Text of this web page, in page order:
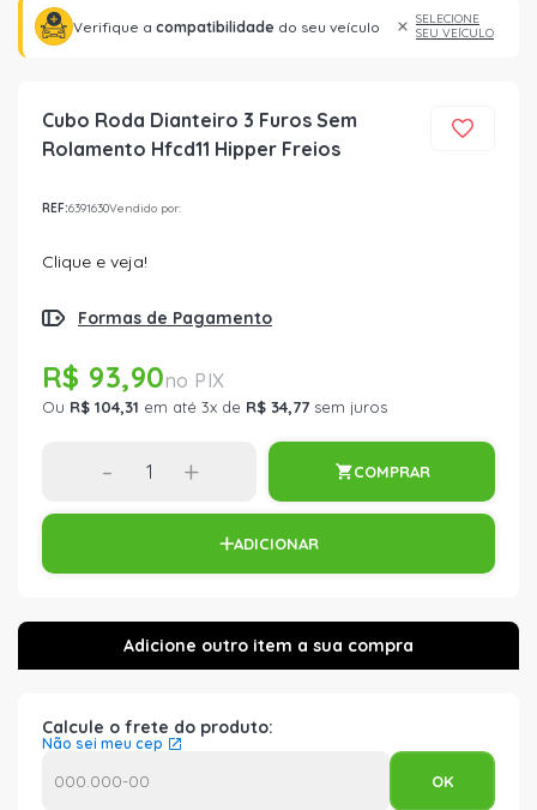
Verifique a compatibilidade do seu veículo
SELECIONE
SEU VEÍCULO
Cubo Roda Dianteiro 3 Furos Sem
Rolamento Hfcd11 Hipper Freios
REF:6391630Vendido por:
Clique e veja!
Formas de Pagamento
R$ 93,90
Ou R$ 104,31 em até 3x de R$ 34,77 sem juros
- + COMPRAR
ADICIONAR
Calcule o frete do produto:
Não sei meu cep